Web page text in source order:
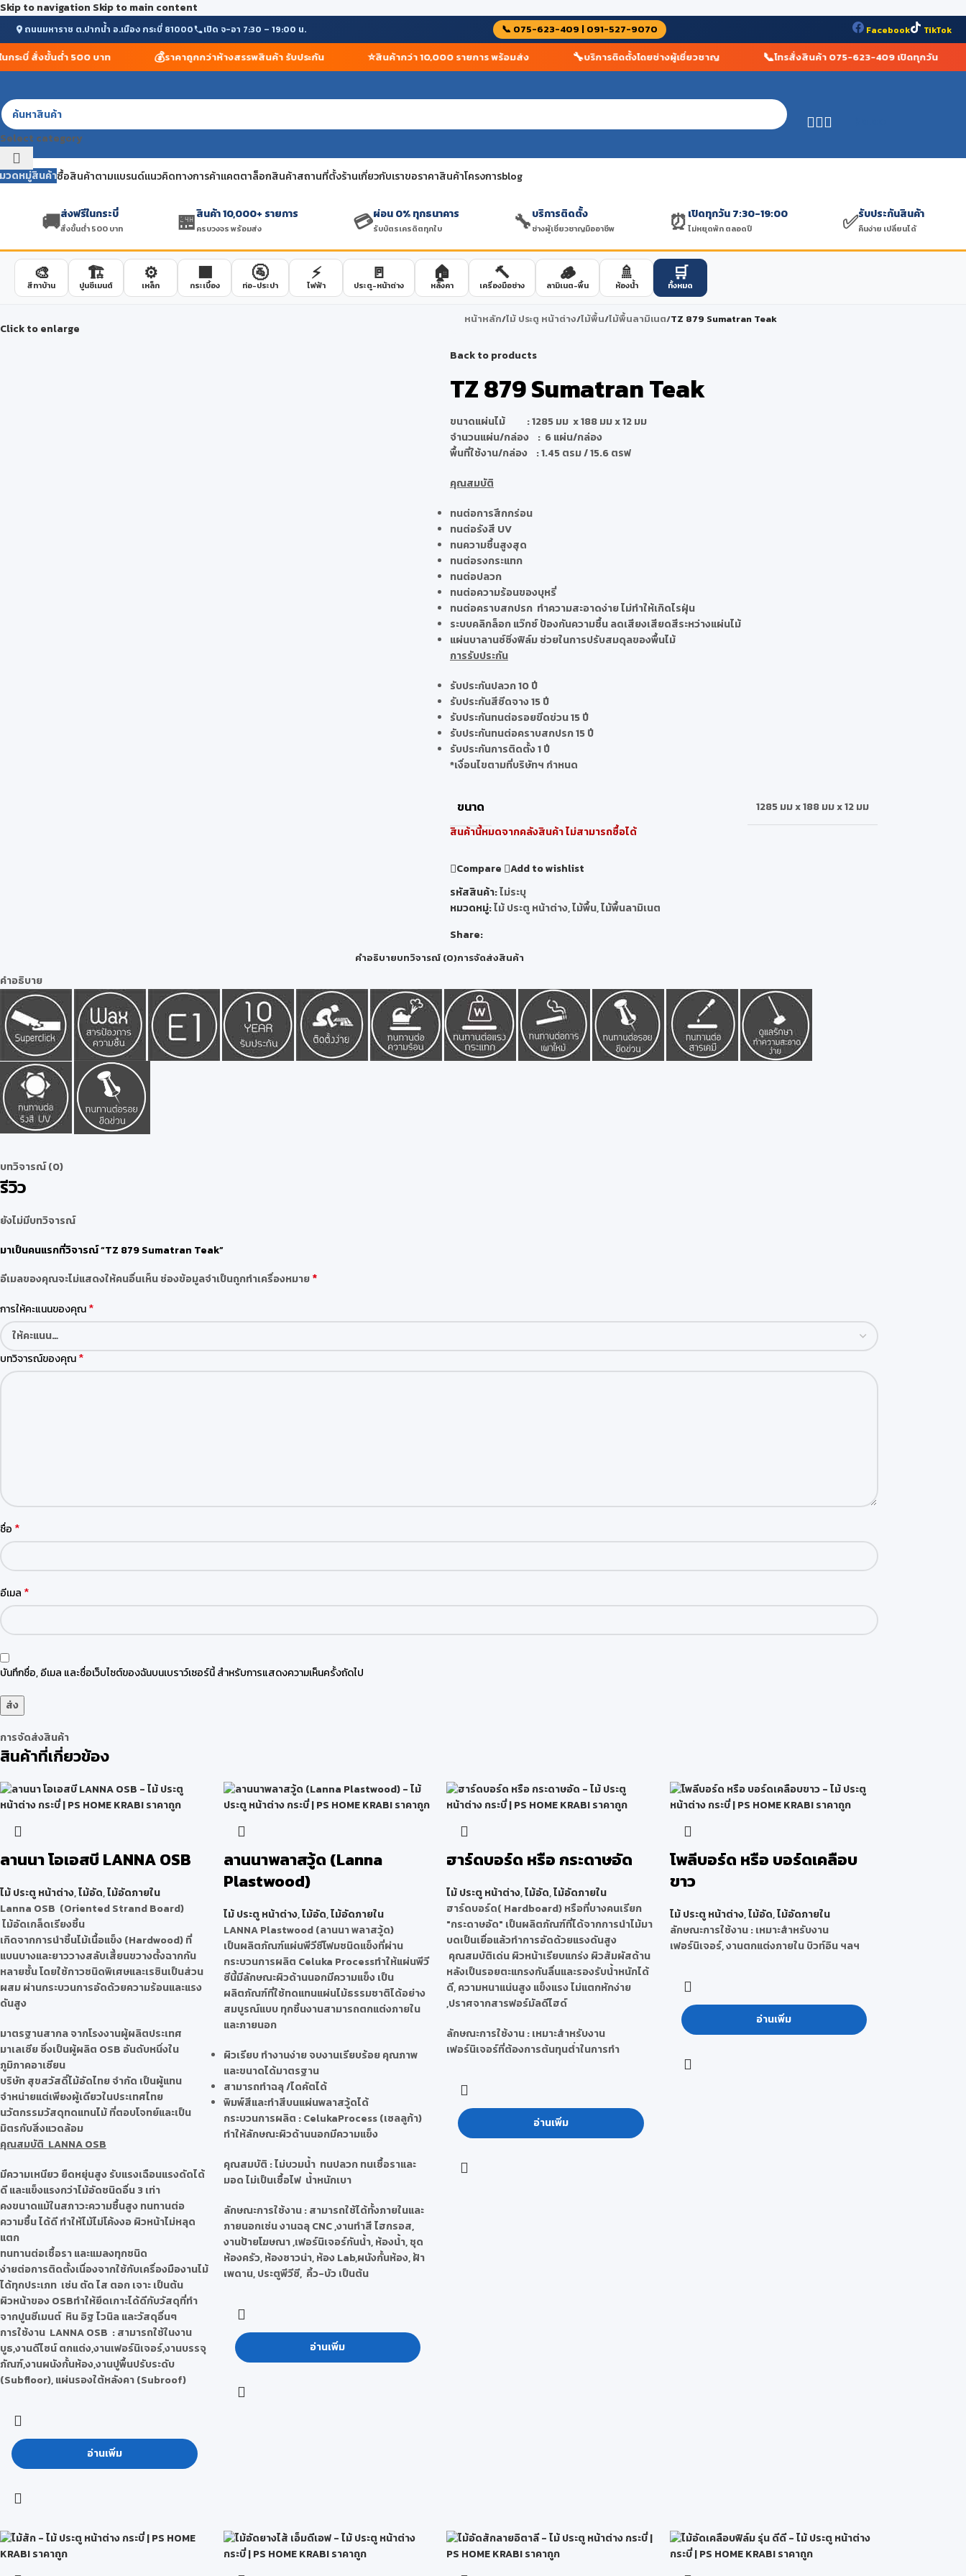
Skip to navigation Skip to main content
ถนนมหาราช ต.ปากน้ำ อ.เมือง กระบี่ 81000 เปิด จ-อา 7:30 – 19:00 น. 📞 075-623-409 | 091-527-9070 Facebook TikTok
ะบี่ สั่งขั้นต่ำ 500 บาท ราคาถูกกว่าห้างสรรพสินค้า รับประกัน สินค้ากว่า 10,000 รายการ พร้อมส่ง บริการติดตั้งโดยช่างผู้เชี่ยวชาญ โทรสั่งสินค้า 075-623-409 เปิดทุกวัน
Select category
วดหมู่สินค้าซื้อสินค้าตามแบรนด์แนวคิดทางการค้าแคตตาล็อกสินค้าสถานที่ตั้งร้านเกี่ยวกับเราขอราคาสินค้าโครงการblog
🚚ส่งฟรีในกระบี่
สั่งขั้นต่ำ 500 บาท 🏪สินค้า 10,000+ รายการ
ครบวงจร พร้อมส่ง 💳ผ่อน 0% ทุกธนาคาร
รับบัตรเครดิตทุกใบ 🔧บริการติดตั้ง
ช่างผู้เชี่ยวชาญมืออาชีพ ⏰เปิดทุกวัน 7:30-19:00
ไม่หยุดพัก ตลอดปี ✅รับประกันสินค้า
คืนง่าย เปลี่ยนได้
🎨
สีทาบ้าน
🏗️
ปูนซีเมนต์
⚙️
เหล็ก
🟫
กระเบื้อง
🚰
ท่อ-ประปา
⚡
ไฟฟ้า
🚪
ประตู-หน้าต่าง
🏠
หลังคา
🔨
เครื่องมือช่าง
🪵
ลามิเนต-พื้น
🚿
ห้องน้ำ
🛒
ทั้งหมด
Click to enlarge
หน้าหลัก/ไม้ ประตู หน้าต่าง/ไม้พื้น/ไม้พื้นลามิเนต/TZ 879 Sumatran Teak
Back to products
TZ 879 Sumatran Teak
ขนาดแผ่นไม้ :1285 มม x 188 มม x 12 มม
จำนวนแผ่น/กล่อง
:6 แผ่น/กล่อง
พื้นที่ใช้งาน/กล่อง
:1.45 ตรม / 15.6 ตรฟ
คุณสมบัติ
ทนต่อการสึกกร่อน
ทนต่อรังสี UV
ทนความชื้นสูงสุด
ทนต่อรงกระแทก
ทนต่อปลวก
ทนต่อความร้อนของบุหรี่
ทนต่อคราบสกปรก ทำความสะอาดง่าย ไม่ทำให้เกิดไรฝุ่น
ระบบคลิกล็อก แว๊กซ์ ป้องกันความชื้น ลดเสียงเสียดสีระหว่างแผ่นไม้
แผ่นบาลานซ์ซิ่งฟิล์ม ช่วยในการปรับสมดุลของพื้นไม้
การรับประกัน
รับประกันปลวก 10 ปี
รับประกันสีซีดจาง 15 ปี
รับประกันทนต่อรอยขีดข่วน 15 ปี
รับประกันทนต่อคราบสกปรก 15 ปี
รับประกันการติดตั้ง 1 ปี
*เงื่อนไขตามที่บริษัทฯ กำหนด
ขนาด
1285 มม x 188 มม x 12 มม
สินค้านี้หมดจากคลังสินค้า ไม่สามารถซื้อได้
Compare
Add to wishlist
รหัสสินค้า:ไม่ระบุ
หมวดหมู่:ไม้ ประตู หน้าต่าง,ไม้พื้น,ไม้พื้นลามิเนต
Share:
คำอธิบายบทวิจารณ์ (0)การจัดส่งสินค้า
คำอธิบาย
บทวิจารณ์ (0)
รีวิว
ยังไม่มีบทวิจารณ์
มาเป็นคนแรกที่วิจารณ์ “TZ 879 Sumatran Teak”
อีเมลของคุณจะไม่แสดงให้คนอื่นเห็นช่องข้อมูลจำเป็นถูกทำเครื่องหมาย*
การให้คะแนนของคุณ*
บทวิจารณ์ของคุณ*
ชื่อ *
อีเมล *
บันทึกชื่อ, อีเมล และชื่อเว็บไซต์ของฉันบนเบราว์เซอร์นี้ สำหรับการแสดงความเห็นครั้งถัดไป
การจัดส่งสินค้า
สินค้าที่เกี่ยวข้อง
ลานนา โอเอสบี LANNA OSB
ไม้ ประตู หน้าต่าง,ไม้อัด,ไม้อัดภายใน
Lanna OSB (Oriented Strand Board)
ไม้อัดเกล็ดเรียงชิ้น
เกิดจากการนำชิ้นไม้เนื้อแข็ง (Hardwood) ที่
แบนบางและยาววางสลับเสี้ยนขวางตั้งฉากกัน
หลายชั้น โดยใช้กาวชนิดพิเศษและเรซินเป็นส่วน
ผสม ผ่านกระบวนการอัดด้วยความร้อนและแรง
ดันสูง
มาตรฐานสากล จากโรงงานผู้ผลิตประเทศ
มาเลเซีย ซึ่งเป็นผู้ผลิต OSB อันดับหนึ่งใน
ภูมิภาคอาเซียน
บริษัท สุขสวัสดิ์ไม้อัดไทย จำกัด เป็นผู้แทน
จำหน่ายแต่เพียงผู้เดียวในประเทศไทย
นวัตกรรมวัสดุทดแทนไม้ ที่ตอบโจทย์และเป็น
มิตรกับสิ่งแวดล้อม
คุณสมบัติ LANNA OSB
มีความเหนียว ยืดหยุ่นสูง รับแรงเฉือนแรงดัดได้
ดี และแข็งแรงกว่าไม้อัดชนิดอื่น 3 เท่า
คงขนาดแม้ในสภาวะความชื้นสูง ทนทานต่อ
ความชื้น ได้ดี ทำให้ไม้ไม่โค้งงอ ผิวหน้าไม่หลุด
แตก
ทนทานต่อเชื้อรา และแมลงทุกชนิด
ง่ายต่อการติดตั้งเนื่องจากใช้กับเครื่องมืองานไม้
ได้ทุกประเภท เช่น ตัด ไส ตอก เจาะ เป็นต้น
ผิวหน้าของ OSBทำให้ยึดเกาะได้ดีกับวัสดุที่ทำ
จากปูนซีเมนต์ หิน อิฐ ไวนิล และวัสดุอื่นๆ
การใช้งาน LANNA OSB :สามารถใช้ในงาน
บูธ,งานดีไซน์ ตกแต่ง,งานเฟอร์นิเจอร์,งานบรรจุ
ภัณฑ์,งานผนังกั้นห้อง,งานปูพื้นปรับระดับ
(Subfloor), แผ่นรองใต้หลังคา (Subroof)
อ่านเพิ่ม
ลานนาพลาสวู้ด (Lanna
Plastwood)
ไม้ ประตู หน้าต่าง,ไม้อัด,ไม้อัดภายใน
LANNA Plastwood (ลานนา พลาสวู้ด)
เป็นผลิตภัณฑ์แผ่นพีวีซีโฟมชนิดแข็งที่ผ่าน
กระบวนการผลิต Celuka Processทำให้แผ่นพีวี
ซีนี้มีลักษณะผิวด้านนอกมีความแข็ง เป็น
ผลิตภัณฑ์ที่ใช้ทดแทนแผ่นไม้ธรรมชาติได้อย่าง
สมบูรณ์แบบ ทุกชิ้นงานสามารถตกแต่งภายใน
และภายนอก
ผิวเรียบ ทำงานง่าย จบงานเรียบร้อย คุณภาพ
และขนาดได้มาตรฐาน
สามารถทำฉลุ /ไดคัตได้
พิมพ์สีและทำสีบนแผ่นพลาสวู้ดได้
กระบวนการผลิต : CelukaProcess (เซลลูก้า)
ทำให้ลักษณะผิวด้านนอกมีความแข็ง
คุณสมบัติ : ไม่บวมน้ำ ทนปลวก ทนเชื้อราและ
มอด ไม่เป็นเชื้อไฟ น้ำหนักเบา
ลักษณะการใช้งาน: สามารถใช้ได้ทั้งภายในและ
ภายนอกเช่น งานฉลุ CNC ,งานทำสี ไฮกรอส,
งานป้ายโฆษณา ,เฟอร์นิเจอร์กันน้ำ, ห้องน้ำ, ชุด
ห้องครัว, ห้องซาวน่า, ห้อง Lab,ผนังกั้นห้อง, ฝ้า
เพดาน, ประตูพีวีซี, คิ้ว-บัว เป็นต้น
อ่านเพิ่ม
ฮาร์ดบอร์ด หรือ กระดาษอัด
ไม้ ประตู หน้าต่าง,ไม้อัด,ไม้อัดภายใน
ฮาร์ดบอร์ด( Hardboard)หรือที่บางคนเรียก
"กระดาษอัด" เป็นผลิตภัณฑ์ที่ได้จากการนำไม้มา
บดเป็นเยื่อแล้วทำการอัดด้วยแรงดันสูง
คุณสมบัติเด่น ผิวหน้าเรียบแกร่ง ผิวสัมผัสด้าน
หลังเป็นรอยตะแกรงกันลื่นและรองรับน้ำหนักได้
ดี, ความหนาแน่นสูง แข็งแรง ไม่แตกหักง่าย
,ปราศจากสารฟอร์มัลดีไฮด์
ลักษณะการใช้งาน : เหมาะสำหรับงาน
เฟอร์นิเจอร์ที่ต้องการต้นทุนต่ำในการทำ
อ่านเพิ่ม
โพลีบอร์ด หรือ บอร์ดเคลือบ
ขาว
ไม้ ประตู หน้าต่าง,ไม้อัด,ไม้อัดภายใน
ลักษณะการใช้งาน : เหมาะสำหรับงาน
เฟอร์นิเจอร์, งานตกแต่งภายใน บิวท์อิน ฯลฯ
อ่านเพิ่ม